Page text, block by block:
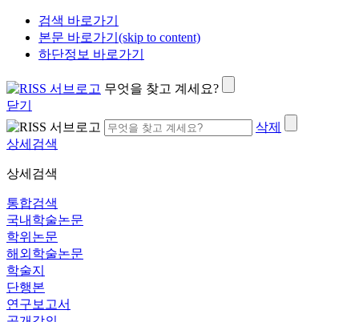
검색 바로가기
본문 바로가기(skip to content)
하단정보 바로가기
무엇을 찾고 계세요?
닫기
삭제
상세검색
상세검색
통합검색
국내학술논문
학위논문
해외학술논문
학술지
단행본
연구보고서